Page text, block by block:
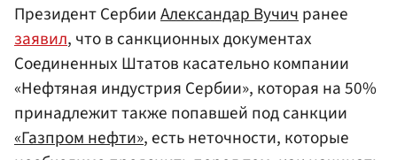
Президент СербииАлександар Вучичранее
заявил, что в санкционных документах
Соединенных Штатов касательно компании
«Нефтяная индустрия Сербии», которая на 50%
принадлежит также попавшей под санкции
«Газпром нефти», есть неточности, которые